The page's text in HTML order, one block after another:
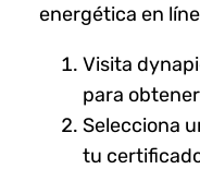
energética en
Visita
para
Selecciona
tu